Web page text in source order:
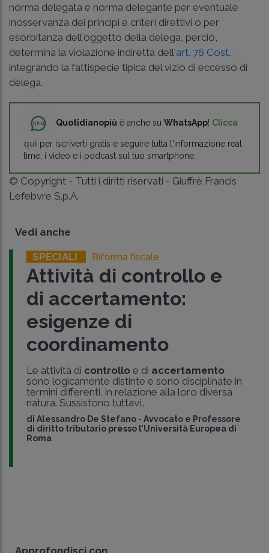
norma delegata e norma delegante per eventuale
inosservanza dei principi e criteri direttivi o per
esorbitanza dell'oggetto della delega, perciò,
determina la violazione indiretta dell'art. 76 Cost.,
integrando la fattispecie tipica del vizio di eccesso di
delega.
Quotidianopiù è anche su WhatsApp! Clicca
qui per iscriverti gratis e seguire tutta l'informazione real
time, i video e i podcast sul tuo smartphone.
© Copyright - Tutti i diritti riservati - Giuffrè Francis
Lefebvre S.p.A.
Vedi anche
SPECIALI Riforma fiscale
Attività di controllo e
di accertamento:
esigenze di
coordinamento
Le attività di controllo e di accertamento
sono logicamente distinte e sono disciplinate in
termini differenti, in relazione alla loro diversa
natura. Sussistono tuttavi..
di Alessandro De Stefano - Avvocato e Professore
di diritto tributario presso l’Università Europea di
Roma